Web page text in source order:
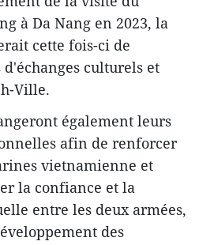
à Da Nang en 2023, la
cette fois-ci de
culturels et
Ville.
également leurs
afin de renforcer
vietnamienne et
la confiance et la
entre les deux armées,
des